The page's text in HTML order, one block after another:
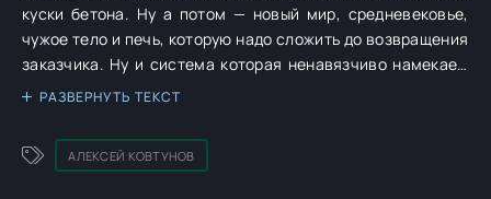
куски бетона. Ну а потом — новый мир, средневековье,
чужое тело и печь, которую надо сложить до возвращения
заказчика. Ну и система которая ненавязчиво намекает,
что я или стану сильнее, или умру...
РАЗВЕРНУТЬ ТЕКСТ
АЛЕКСЕЙ КОВТУНОВ